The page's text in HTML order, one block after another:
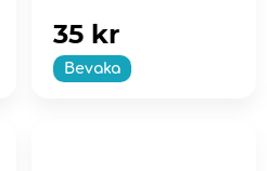
Bevaka
35 kr